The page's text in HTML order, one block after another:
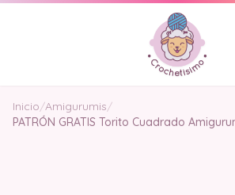
Inicio/Amigurumis/
PATRÓN GRATIS Torito Cuadrado